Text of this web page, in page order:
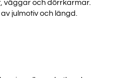
väggar och dörrkarmar.
julmotiv och längd.